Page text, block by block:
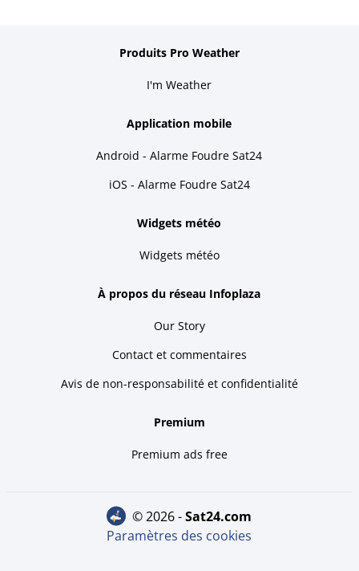
Produits Pro Weather
I'm Weather
Application mobile
Android - Alarme Foudre Sat24
iOS - Alarme Foudre Sat24
Widgets météo
Widgets météo
À propos du réseau Infoplaza
Our Story
Contact et commentaires
Avis de non-responsabilité et confidentialité
Premium
Premium ads free
© 2026 - sat24.com
Paramètres des cookies